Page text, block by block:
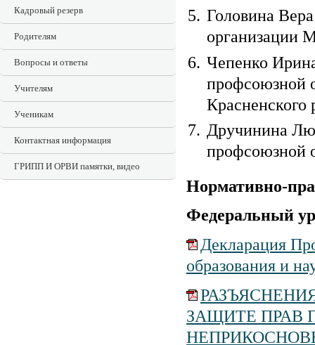
Кадровый резерв
Родителям
Вопросы и ответы
Учителям
Ученикам
Контактная информация
ГРИПП И ОРВИ памятки, видео
Головина
организации
Чепенко
профсоюзной
Красненского
Дручинина
профсоюзной
Нормативно-
Федеральный
Декларация
образования и
ЗАЩИТЕ ПРАВ